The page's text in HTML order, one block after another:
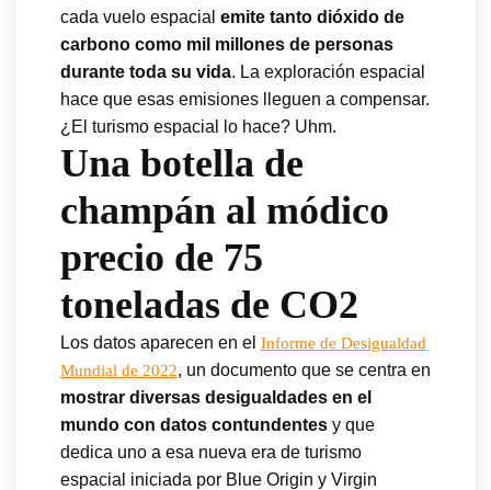
cada vuelo espacial emite tanto dióxido de
carbono como mil millones de personas
durante toda su vida. La exploración espacial
hace que esas emisiones lleguen a compensar.
¿El turismo espacial lo hace? Uhm.
Una botella de
champán al módico
precio de 75
toneladas de CO2
Los datos aparecen en el Informe de Desigualdad
Mundial de 2022, un documento que se centra en
mostrar diversas desigualdades en el
mundo con datos contundentes y que
dedica uno a esa nueva era de turismo
espacial iniciada por Blue Origin y Virgin